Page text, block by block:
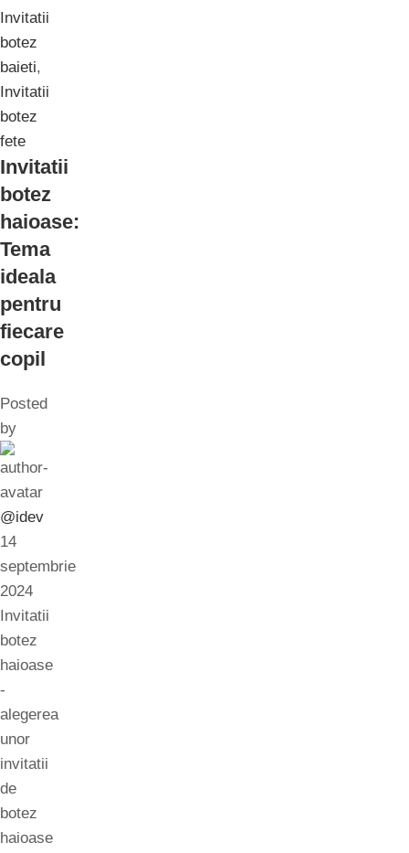
Invitatii
botez
baieti,
Invitatii
botez
fete
Invitatii
botez
haioase:
Tema
ideala
pentru
fiecare
copil
Posted
by
@idev
14
septembrie
2024
Invitatii
botez
haioase
-
alegerea
unor
invitatii
de
botez
haioase